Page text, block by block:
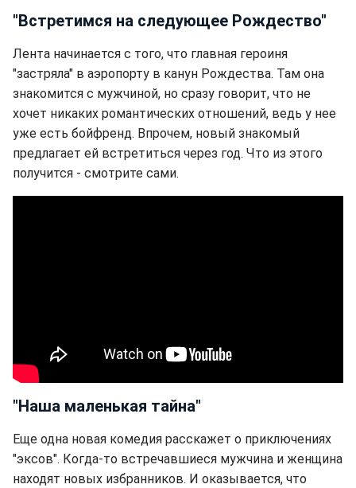
"Встретимся на следующее Рождество"
Лента начинается с того, что главная героиня
"застряла" в аэропорту в канун Рождества. Там она
знакомится с мужчиной, но сразу говорит, что не
хочет никаких романтических отношений, ведь у нее
уже есть бойфренд. Впрочем, новый знакомый
предлагает ей встретиться через год. Что из этого
получится - смотрите сами.
"Наша маленькая тайна"
Еще одна новая комедия расскажет о приключениях
"эксов". Когда-то встречавшиеся мужчина и женщина
находят новых избранников. И оказывается, что